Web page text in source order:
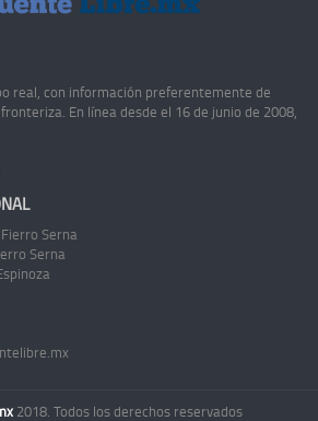
real, con información preferentemente de
En línea desde el 16 de junio de 2008,
Serna
Serna
2018. Todos los derechos reservados